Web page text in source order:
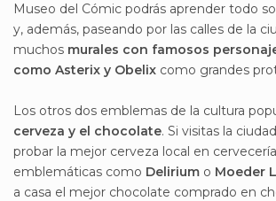
Museo del Cómic podrás aprender todo
y, además, paseando por las calles de la
muchos murales con famosos
como Asterix y Obelix como grandes
Los otros dos emblemas de la cultura
cerveza y el chocolate. Si visitas la
probar la mejor cerveza local en
emblemáticas como Delirium o Moeder
a casa el mejor chocolate comprado en